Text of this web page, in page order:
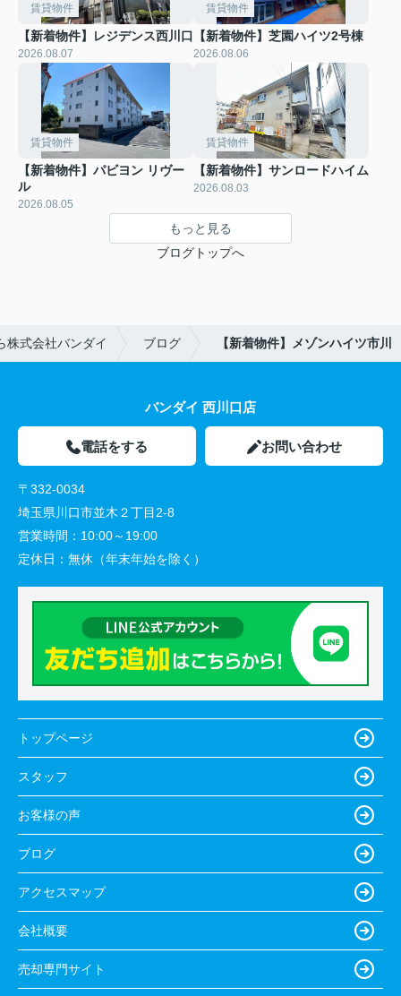
賃貸物件
【新着物件】レジデンス西川口
2026.08.07
賃貸物件
【新着物件】芝園ハイツ2号棟
2026.08.06
賃貸物件
【新着物件】パビヨン リヴー
ル
2026.08.05
賃貸物件
【新着物件】サンロードハイム
2026.08.03
もっと見る
ブログトップへ
株式会社バンダイ ブログ 【新着物件】メゾンハイツ市川
バンダイ 西川口店
電話をする お問い合わせ
〒332-0034
埼玉県川口市並木２丁目2-8
営業時間： 10:00～19:00
定休日： 無休（年末年始を除く）
トップページ
スタッフ
お客様の声
ブログ
アクセスマップ
会社概要
売却専門サイト